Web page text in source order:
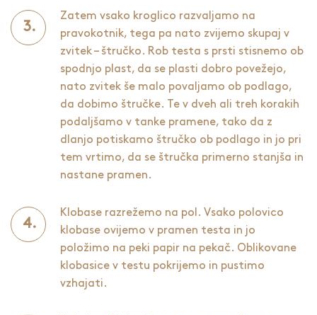
Zatem vsako kroglico razvaljamo na
pravokotnik, tega pa nato zvijemo skupaj v
zvitek – štručko. Rob testa s prsti stisnemo ob
spodnjo plast, da se plasti dobro povežejo,
nato zvitek še malo povaljamo ob podlago,
da dobimo štručke. Te v dveh ali treh korakih
podaljšamo v tanke pramene, tako da z
dlanjo potiskamo štručko ob podlago in jo pri
tem vrtimo, da se štručka primerno stanjša in
nastane pramen.
Klobase razrežemo na pol. Vsako polovico
klobase ovijemo v pramen testa in jo
položimo na peki papir na pekač. Oblikovane
klobasice v testu pokrijemo in pustimo
vzhajati.